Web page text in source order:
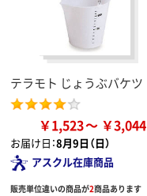
テラモト じょうぶバケツ
￥1,523 ￥3,044
お届け日：8月9日（日）
アスクル在庫商品
販売単位違いの商品が2商品あります